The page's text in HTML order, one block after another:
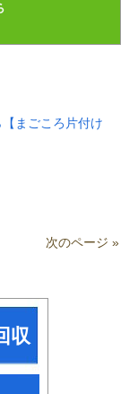
まごころ片付け
次のページ »
収